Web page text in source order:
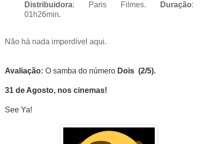
Distribuidora: Paris Filmes. Duração:
01h26min.
Não há nada imperdível aqui.
Avaliação: O samba do número Dois (2/5).
31 de Agosto, nos cinemas!
See Ya!